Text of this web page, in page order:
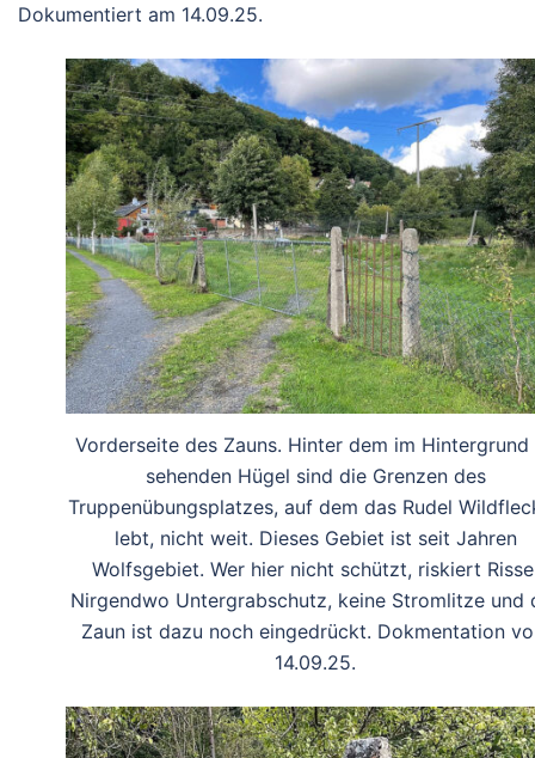
Dokumentiert am 14.09.25.
Vorderseite des Zauns. Hinter dem im Hintergrund
sehenden Hügel sind die Grenzen des
Truppenübungsplatzes, auf dem das Rudel
lebt, nicht weit. Dieses Gebiet ist seit Jahren
Wolfsgebiet. Wer hier nicht schützt, riskiert
Nirgendwo Untergrabschutz, keine Stromlitze und
Zaun ist dazu noch eingedrückt. Dokmentation
14.09.25.